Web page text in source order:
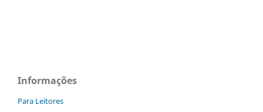
Informações
Para Leitores